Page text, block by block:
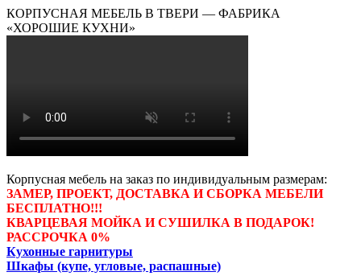
КОРПУСНАЯ МЕБЕЛЬ В ТВЕРИ — ФАБРИКА
«ХОРОШИЕ КУХНИ»
Корпусная мебель на заказ по индивидуальным размерам:
ЗАМЕР, ПРОЕКТ, ДОСТАВКА И СБОРКА МЕБЕЛИ
БЕСПЛАТНО!!!
КВАРЦЕВАЯ МОЙКА И СУШИЛКА В ПОДАРОК!
РАССРОЧКА 0%
Кухонные гарнитуры
Шкафы (купе, угловые, распашные)